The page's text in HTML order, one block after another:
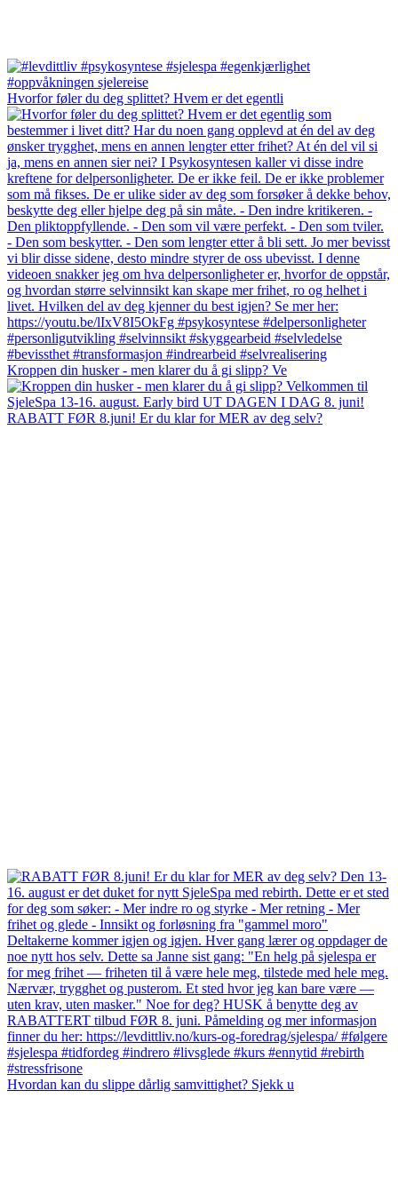
Hvorfor føler du deg splittet? Hvem er det egentli
Kroppen din husker - men klarer du å gi slipp? Ve
RABATT FØR 8.juni! Er du klar for MER av deg selv?
Hvordan kan du slippe dårlig samvittighet? Sjekk u